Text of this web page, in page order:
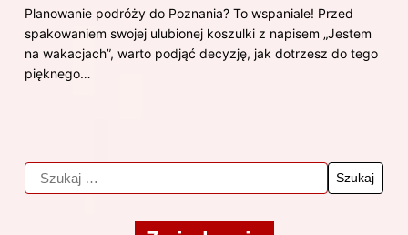
Planowanie podróży do Poznania? To wspaniale! Przed
spakowaniem swojej ulubionej koszulki z napisem „Jestem
na wakacjach”, warto podjąć decyzję, jak dotrzesz do tego
pięknego…